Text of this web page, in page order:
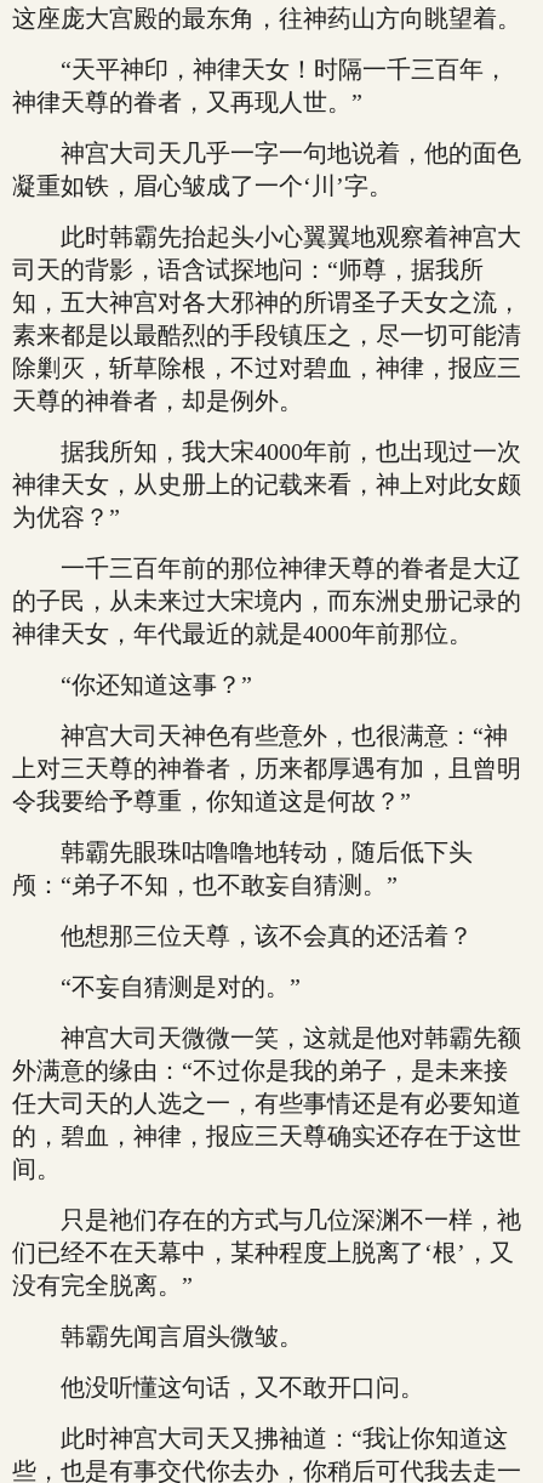
这座庞大宫殿的最东角，往神药山方向眺望着。
“天平神印，神律天女！时隔一千三百年，
神律天尊的眷者，又再现人世。”
神宫大司天几乎一字一句地说着，他的面色
凝重如铁，眉心皱成了一个‘川’字。
此时韩霸先抬起头小心翼翼地观察着神宫大
司天的背影，语含试探地问：“师尊，据我所
知，五大神宫对各大邪神的所谓圣子天女之流，
素来都是以最酷烈的手段镇压之，尽一切可能清
除剿灭，斩草除根，不过对碧血，神律，报应三
天尊的神眷者，却是例外。
据我所知，我大宋4000年前，也出现过一次
神律天女，从史册上的记载来看，神上对此女颇
为优容？”
一千三百年前的那位神律天尊的眷者是大辽
的子民，从未来过大宋境内，而东洲史册记录的
神律天女，年代最近的就是4000年前那位。
“你还知道这事？”
神宫大司天神色有些意外，也很满意：“神
上对三天尊的神眷者，历来都厚遇有加，且曾明
令我要给予尊重，你知道这是何故？”
韩霸先眼珠咕噜噜地转动，随后低下头
颅：“弟子不知，也不敢妄自猜测。”
他想那三位天尊，该不会真的还活着？
“不妄自猜测是对的。”
神宫大司天微微一笑，这就是他对韩霸先额
外满意的缘由：“不过你是我的弟子，是未来接
任大司天的人选之一，有些事情还是有必要知道
的，碧血，神律，报应三天尊确实还存在于这世
间。
只是祂们存在的方式与几位深渊不一样，祂
们已经不在天幕中，某种程度上脱离了‘根’，又
没有完全脱离。”
韩霸先闻言眉头微皱。
他没听懂这句话，又不敢开口问。
此时神宫大司天又拂袖道：“我让你知道这
些，也是有事交代你去办，你稍后可代我去走一